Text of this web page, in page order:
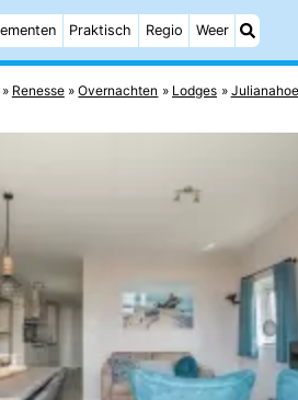
Praktisch Regio Weer
Renesse Overnachten Lodges